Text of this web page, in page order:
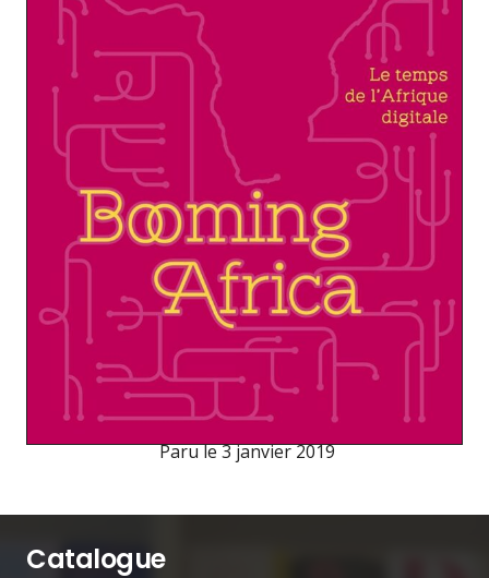
Paru le3 janvier 2019
Catalogue